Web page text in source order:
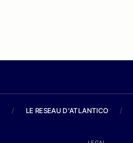
/ LE RESEAU D'ATLANTICO /